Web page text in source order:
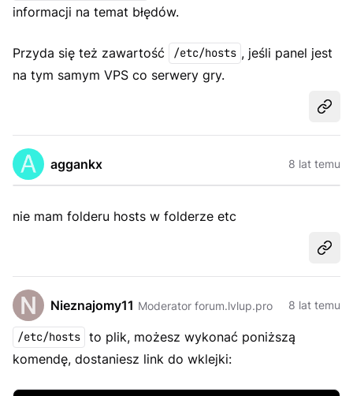
informacji na temat błędów.
Przyda się też zawartość /etc/hosts , jeśli panel jest
na tym samym VPS co serwery gry.
aggankx 8 lat temu
nie mam folderu hosts w folderze etc
Nieznajomy11 Moderator forum.lvlup.pro 8 lat temu
/etc/hosts
to plik, możesz wykonać poniższą
komendę, dostaniesz link do wklejki: